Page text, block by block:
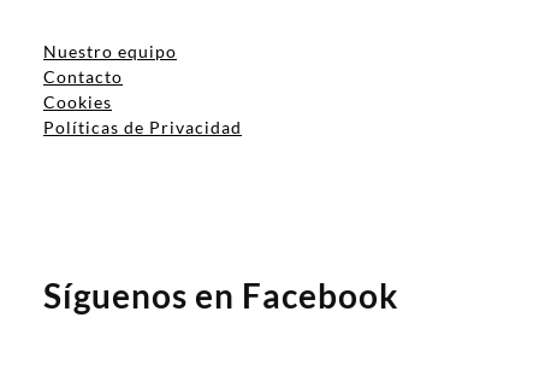
Nuestro equipo
Contacto
Cookies
Políticas de Privacidad
Síguenos en Facebook